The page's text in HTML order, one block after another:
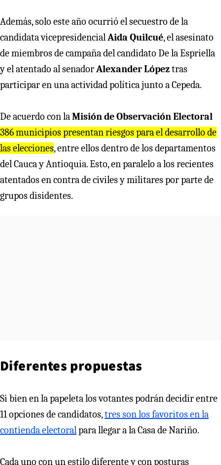
Además, solo este año ocurrió el secuestro de la
candidata vicepresidencial Aida Quilcué, el asesinato
de miembros de campaña del candidato De la Espriella
y el atentado al senadorAlexander Lópeztras
participar en una actividad política junto a Cepeda.
De acuerdo con la Misión de Observación Electoral
386 municipios presentan riesgos para el desarrollo de
las elecciones, entre ellos dentro de los departamentos
del Cauca y Antioquia. Esto, en paralelo a los recientes
atentados en contra de civiles y militares por parte de
grupos disidentes.
Diferentes propuestas
Si bien en la papeleta los votantes podrán decidir entre
11 opciones de candidatos,tres son los favoritos en la
contienda electoral para llegar a la Casa de Nariño.
Cada uno con un estilo diferente y con posturas